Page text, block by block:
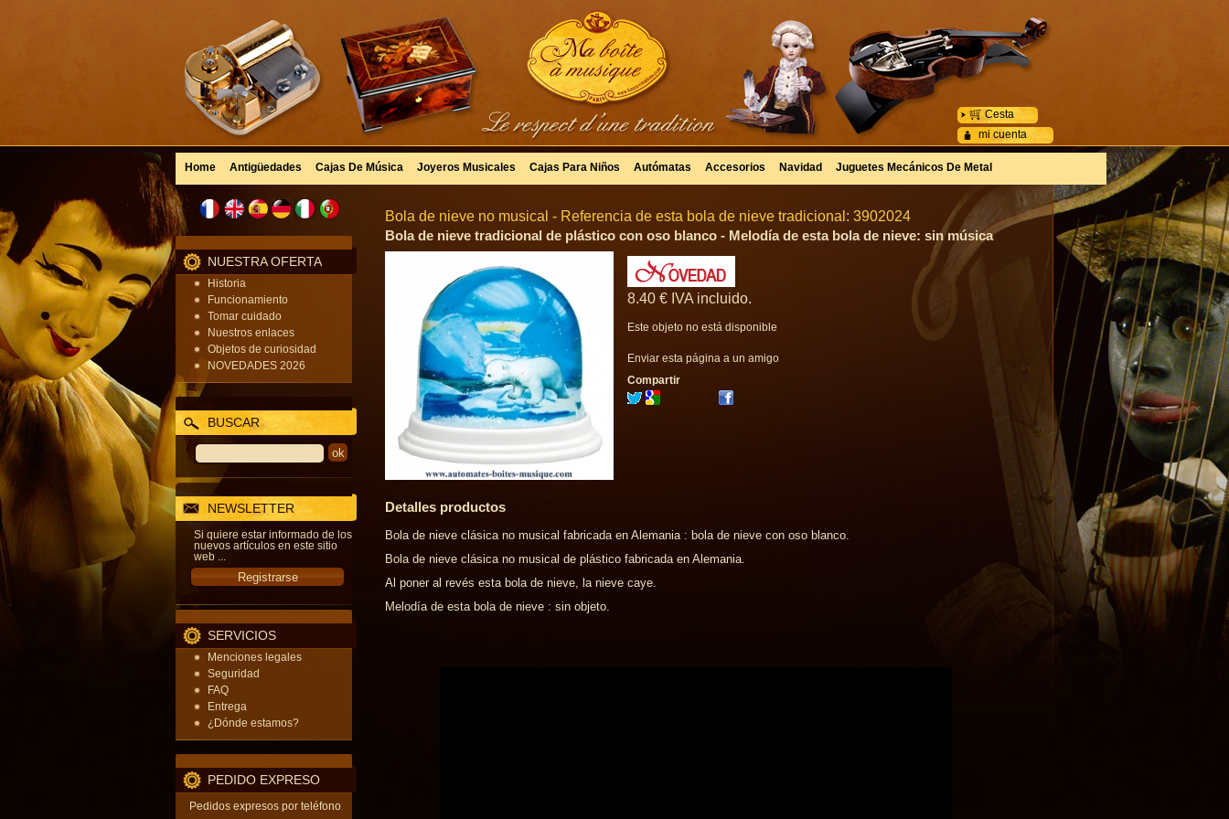
mi cuenta
Cesta
Home Antigüedades Cajas De Música Joyeros Musicales Cajas Para Niños Autómatas Accesorios Navidad Juguetes Mecánicos De Metal
NUESTRA OFERTA
Historia
Funcionamiento
Tomar cuidado
Nuestros enlaces
Objetos de curiosidad
NOVEDADES 2026
BUSCAR
NEWSLETTER
Si quiere estar informado de los
nuevos artículos en este sitio
web ...
SERVICIOS
Menciones legales
Seguridad
FAQ
Entrega
¿Dónde estamos?
PEDIDO EXPRESO
Pedidos expresos por teléfono
Bola de nieve no musical - Referencia de esta bola de nieve tradicional: 3902024
Bola de nieve tradicional de plástico con oso blanco - Melodía de esta bola de nieve: sin música
8.40 € IVA incluido.
Este objeto no está disponible
Enviar esta página a un amigo
Compartir
Detalles productos
Bola de nieve clásica no musical fabricada en Alemania : bola de nieve con oso blanco.
Bola de nieve clásica no musical de plástico fabricada en Alemania.
Al poner al revés esta bola de nieve, la nieve caye.
Melodía de esta bola de nieve : sin objeto.